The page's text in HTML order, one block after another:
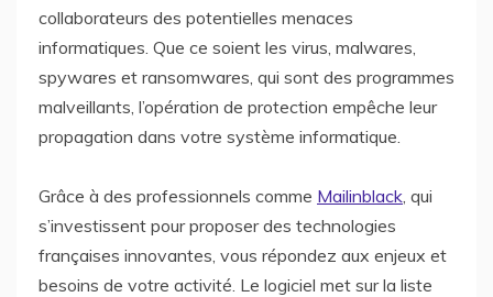
collaborateurs des potentielles menaces
informatiques. Que ce soient les virus, malwares,
spywares et ransomwares, qui sont des programmes
malveillants, l’opération de protection empêche leur
propagation dans votre système informatique.
Grâce à des professionnels comme Mailinblack , qui
s’investissent pour proposer des technologies
françaises innovantes, vous répondez aux enjeux et
besoins de votre activité. Le logiciel met sur la liste